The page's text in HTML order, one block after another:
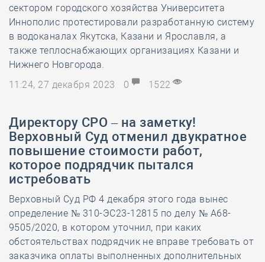
сектором городского хозяйства Университета
Иннополис протестировали разработанную систему
в водоканалах Якутска, Казани и Ярославля, а
также теплоснабжающих организациях Казани и
Нижнего Новгорода.
11:24, 27 декабря 2023
0 1522
Директору СРО – на заметку!
Верховный Суд отменил двукратное
повышение стоимости работ,
которое подрядчик пытался
истребовать
Верховный Суд РФ 4 декабря этого года вынес
определение № 310-ЭС23-12815 по делу № А68-
9505/2020, в котором уточнил, при каких
обстоятельствах подрядчик не вправе требовать от
заказчика оплаты выполненных дополнительных